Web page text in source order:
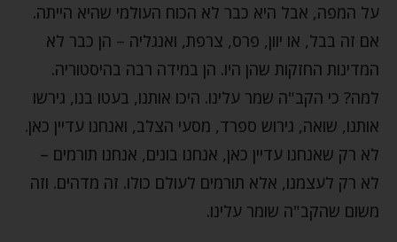
על המפה, אבל היא כבר לא הכוח העולמי שהיא הייתה.
אם זה בבל, או יוון, פרס, צרפת, ואנגליה – הן כבר לא
המדינות החזקות שהן היו. הן במידה רבה בהיסטוריה.
למה? כי הקב"ה שמר עלינו. היכו אותנו, בעטו בנו, גירשו
אותנו, שואה, גירוש ספרד, מסעי הצלב, ואנחנו עדיין כאן.
לא רק שאנחנו עדיין כאן, אנחנו בונים, אנחנו תורמים –
לא רק לעצמנו, אלא תורמים לעולם כולו. זה מדהים. וזה
משום שהקב"ה שומר עלינו.